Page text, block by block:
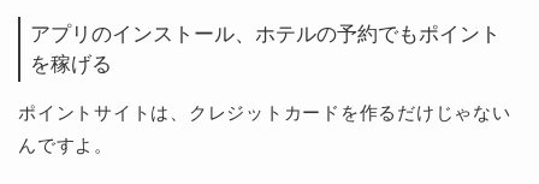
アプリのインストール、ホテルの予約でもポイント
を稼げる
ポイントサイトは、クレジットカードを作るだけじゃない
んですよ。